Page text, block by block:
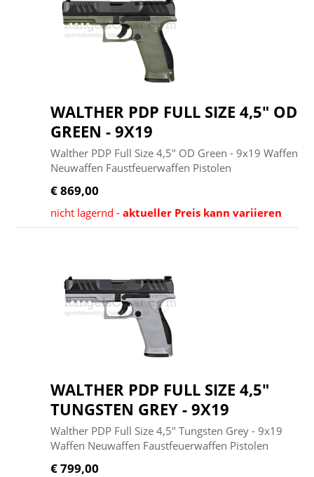
WALTHER PDP FULL SIZE 4,5" OD
GREEN - 9X19
Walther PDP Full Size 4,5" OD Green - 9x19 Waffen
Neuwaffen Faustfeuerwaffen Pistolen
€ 869,00
nicht lagernd -aktueller Preis kann variieren
WALTHER PDP FULL SIZE 4,5"
TUNGSTEN GREY - 9X19
Walther PDP Full Size 4,5" Tungsten Grey - 9x19
Waffen Neuwaffen Faustfeuerwaffen Pistolen
€ 799,00